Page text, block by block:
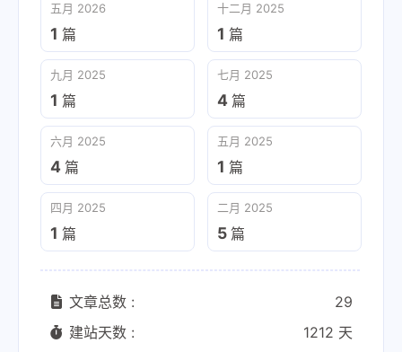
五月 2026
1 篇
十二月 2025
1 篇
九月 2025
1 篇
七月 2025
4 篇
六月 2025
4 篇
五月 2025
1 篇
四月 2025
1 篇
二月 2025
5 篇
文章总数 :
29
建站天数 :
1212 天